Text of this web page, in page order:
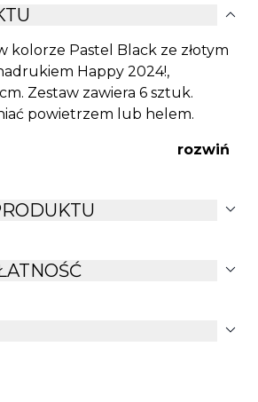
expand_more
kolorze Pastel Black ze złotym
Happy 2024!,
Zestaw zawiera 6 sztuk.
powietrzem lub helem.
rozwiń
expand_more
expand_more
expand_more